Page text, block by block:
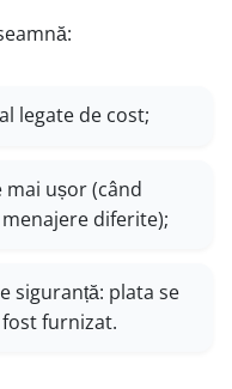
legate de cost;
ușor (când
diferite);
siguranță: plata se
furnizat.